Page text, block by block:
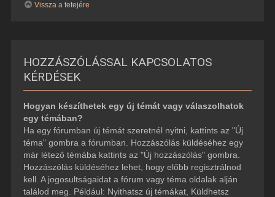
Vissza a tetejére
HOZZÁSZÓLÁSSAL KAPCSOLATOS
KÉRDÉSEK
Hogyan készíthetek egy új témát vagy válaszolhatok
egy témában?
Ha egy fórumban új témát szeretnél nyitni, kattints az "Új
téma" gombra a fórumban. Hozzászólás küldéséhez egy
már létező témába kattints az "Új hozzászólás" gombra.
Hozzászólás küldéséhez lehet, hogy előbb regisztrálnod
kell. A jogosultságaidat a fórum vagy téma oldalak alján
találod meg. Például: Nyithatsz új témákat, Küldhetsz